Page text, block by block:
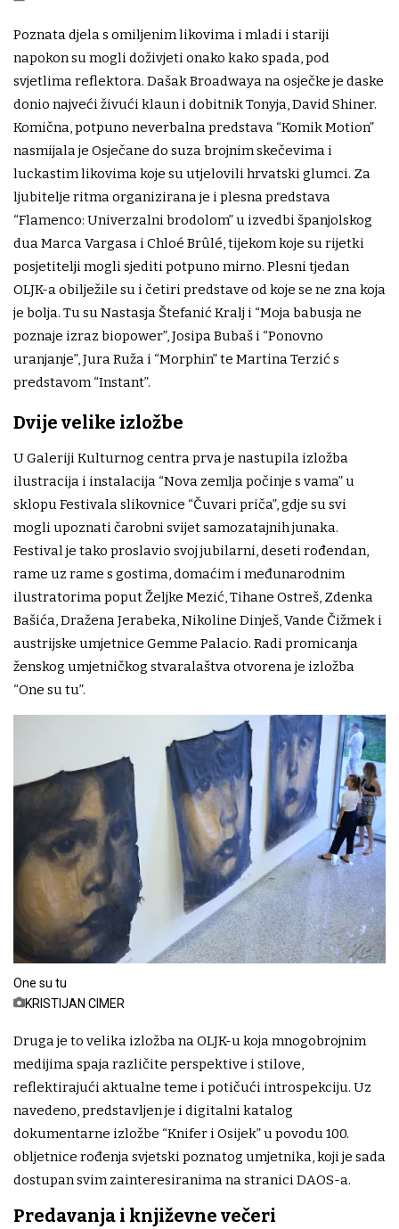
Poznata djela s omiljenim likovima i mladi i stariji
napokon su mogli doživjeti onako kako spada, pod
svjetlima reflektora. Dašak Broadwaya na osječke je daske
donio najveći živući klaun i dobitnik Tonyja, David Shiner.
Komična, potpuno neverbalna predstava “Komik Motion”
nasmijala je Osječane do suza brojnim skečevima i
luckastim likovima koje su utjelovili hrvatski glumci. Za
ljubitelje ritma organizirana je i plesna predstava
“Flamenco: Univerzalni brodolom” u izvedbi španjolskog
dua Marca Vargasa i Chloé Brûlé, tijekom koje su rijetki
posjetitelji mogli sjediti potpuno mirno. Plesni tjedan
OLJK-a obilježile su i četiri predstave od koje se ne zna koja
je bolja. Tu su Nastasja Štefanić Kralj i “Moja babusja ne
poznaje izraz biopower”, Josipa Bubaš i “Ponovno
uranjanje”, Jura Ruža i “Morphin” te Martina Terzić s
predstavom “Instant”.
Dvije velike izložbe
U Galeriji Kulturnog centra prva je nastupila izložba
ilustracija i instalacija “Nova zemlja počinje s vama” u
sklopu Festivala slikovnice “Čuvari priča”, gdje su svi
mogli upoznati čarobni svijet samozatajnih junaka.
Festival je tako proslavio svoj jubilarni, deseti rođendan,
rame uz rame s gostima, domaćim i međunarodnim
ilustratorima poput Željke Mezić, Tihane Ostreš, Zdenka
Bašića, Dražena Jerabeka, Nikoline Dinješ, Vande Čižmek i
austrijske umjetnice Gemme Palacio. Radi promicanja
ženskog umjetničkog stvaralaštva otvorena je izložba
“One su tu”.
One su tu
KRISTIJAN CIMER
Druga je to velika izložba na OLJK-u koja mnogobrojnim
medijima spaja različite perspektive i stilove,
reflektirajući aktualne teme i potičući introspekciju. Uz
navedeno, predstavljen je i digitalni katalog
dokumentarne izložbe “Knifer i Osijek” u povodu 100.
obljetnice rođenja svjetski poznatog umjetnika, koji je sada
dostupan svim zainteresiranima na stranici DAOS-a.
Predavanja i književne večeri